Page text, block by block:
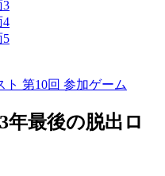
第10回 参加ゲーム
年最後の脱出ロ